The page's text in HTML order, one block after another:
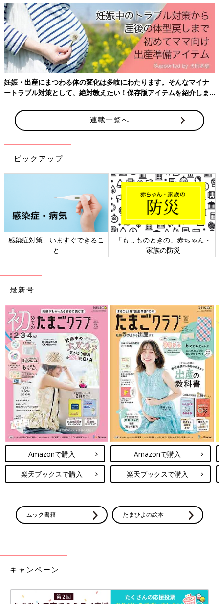
も…！
大学を卒業するまでに長い時間がかかることと、お子さんが小さ
いときにしか、まとまった教育資金を貯められない現実はしっか
り意識しておきましょう。その上でご主人と進学コースなどにつ
いて、じっくり話し合う機会をぜひとも設けてほしいと思いま
す。夫婦仲がよければ、必ず乗り越えられるのですから。（たま
ひよnet専門家コラムより抜粋）
※この記事は「たまひよONLINE」で過去に公開されたもので
す。
初回公開日 2017/08/22
育児中におススメのアプリ
アプリ「まいにちのたまひよ」
妊娠日数・生後日数に合わせて専門家のアドバイスを毎日お届
け。同じ出産月のママ同士で情報交換したり、励ましあったりで
きる「ルーム」や、写真だけでは伝わらない”できごと”を簡単に
記録できる「成長きろく」も大人気！
ダウンロード（無料）
育児中におススメの本
最新! 初めての育児新百科 (ベネッセ・ムック たまひよブッ
クス たまひよ新百科シリーズ)
大人気「新百科シリーズ」の「育児新百科」がリニューアル！
新生児から3歳まで、月齢別に毎日の赤ちゃんの成長の様子とマ
毎日のお世話を基本からていねいに解説。
新生児期からのお世話も写真でよくわかる！ 月齢別に、体・心
目安などもわかりやすく紹介しています。
つき。
妊娠・出産にまつわる体の変化は多岐にわたります。そんなマイナ
ートラブル対策として、絶対教えたい！保存版アイテムを紹介しま
連載一覧へ
ピックアップ
感染症対策、いますぐできるこ
と
「もしものときの」赤ちゃん・
家族の防災
最新号
Amazonで購入
楽天ブックスで購入
Amazonで購入
楽天ブックスで購入
ムック書籍 たまひよの絵本
キャンペーン